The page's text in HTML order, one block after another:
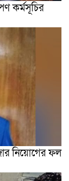
কর্মসূচির
নিয়োগের ফল